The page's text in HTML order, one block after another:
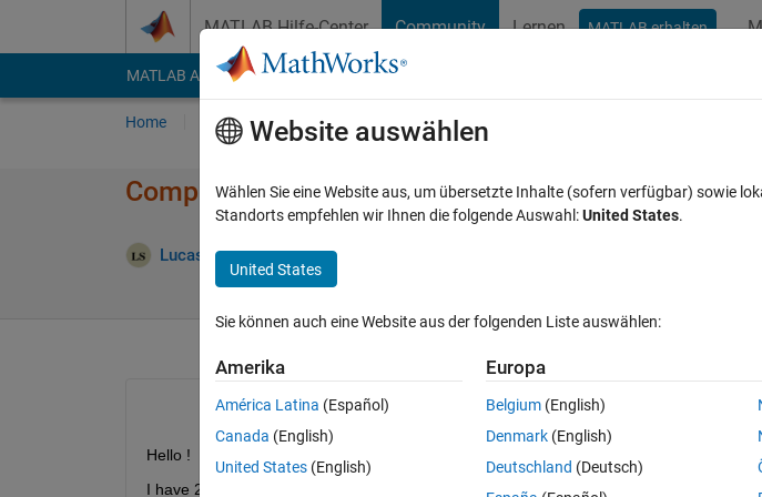
MATLAB Hilfe-Center Community Lernen MATLAB erhalten
MATLAB Answers File Exchange Cody
Home Fragen Antworten Durchsuchen
Compare two cell array (different sizes) and return
Lucas S 9 Mär. 2020 1 Antwort
Hello !
I have 2 cells array of string :
Website auswählen
Wählen Sie eine Website aus, um übersetzte Inhalte (sofern verfügbar) sowie
Standorts empfehlen wir Ihnen die folgende Auswahl:United States.
United States
Sie können auch eine Website aus der folgenden Liste auswählen:
Amerika
América Latina (Español)
Canada (English)
United States (English)
Europa
Belgium (English)
Denmark (English)
Deutschland (Deutsch)